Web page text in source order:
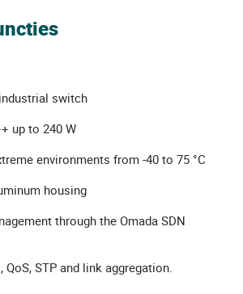
switch
up to 240 W
environments from -40 to 75 °C
housing
through the Omada SDN
STP and link aggregation.